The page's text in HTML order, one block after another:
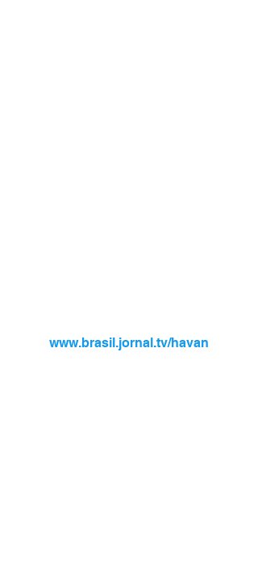
www.brasil.jornal.tv/havan